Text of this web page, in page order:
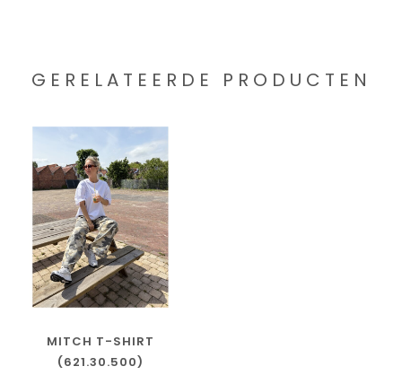
GERELATEERDE PRODUCTEN
MITCH T-SHIRT
(621.30.500)